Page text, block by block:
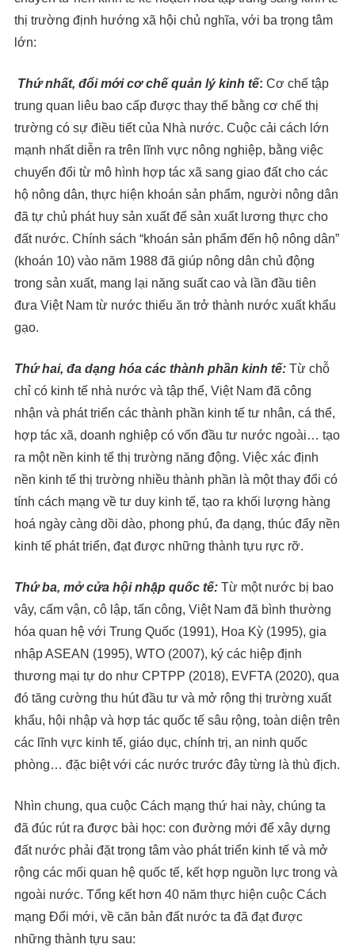
thị trường định hướng xã hội chủ nghĩa, với ba trọng tâm
lớn:
Thứ nhất, đổi mới cơ chế quản lý kinh tế: Cơ chế tập
trung quan liêu bao cấp được thay thế bằng cơ chế thị
trường có sự điều tiết của Nhà nước. Cuộc cải cách lớn
mạnh nhất diễn ra trên lĩnh vực nông nghiệp, bằng việc
chuyển đổi từ mô hình hợp tác xã sang giao đất cho các
hộ nông dân, thực hiện khoán sản phẩm, người nông dân
đã tự chủ phát huy sản xuất để sản xuất lương thực cho
đất nước. Chính sách “khoán sản phẩm đến hộ nông dân”
(khoán 10) vào năm 1988 đã giúp nông dân chủ động
trong sản xuất, mang lại năng suất cao và lần đầu tiên
đưa Việt Nam từ nước thiếu ăn trở thành nước xuất khẩu
gạo.
Thứ hai, đa dạng hóa các thành phần kinh tế: Từ chỗ
chỉ có kinh tế nhà nước và tập thể, Việt Nam đã công
nhận và phát triển các thành phần kinh tế tư nhân, cá thể,
hợp tác xã, doanh nghiệp có vốn đầu tư nước ngoài… tạo
ra một nền kinh tế thị trường năng động. Việc xác định
nền kinh tế thị trường nhiều thành phần là một thay đổi có
tính cách mạng về tư duy kinh tế, tạo ra khối lượng hàng
hoá ngày càng dồi dào, phong phú, đa dạng, thúc đẩy nền
kinh tế phát triển, đạt được những thành tựu rực rỡ.
Thứ ba, mở cửa hội nhập quốc tế: Từ một nước bị bao
vây, cấm vận, cô lập, tấn công, Việt Nam đã bình thường
hóa quan hệ với Trung Quốc (1991), Hoa Kỳ (1995), gia
nhập ASEAN (1995), WTO (2007), ký các hiệp định
thương mại tự do như CPTPP (2018), EVFTA (2020), qua
đó tăng cường thu hút đầu tư và mở rộng thị trường xuất
khẩu, hội nhập và hợp tác quốc tế sâu rộng, toàn diện trên
các lĩnh vực kinh tế, giáo dục, chính trị, an ninh quốc
phòng… đặc biệt với các nước trước đây từng là thù địch.
Nhìn chung, qua cuộc Cách mạng thứ hai này, chúng ta
đã đúc rút ra được bài học: con đường mới để xây dựng
đất nước phải đặt trọng tâm vào phát triển kinh tế và mở
rộng các mối quan hệ quốc tế, kết hợp nguồn lực trong và
ngoài nước. Tổng kết hơn 40 năm thực hiện cuộc Cách
mạng Đổi mới, về căn bản đất nước ta đã đạt được
những thành tựu sau: